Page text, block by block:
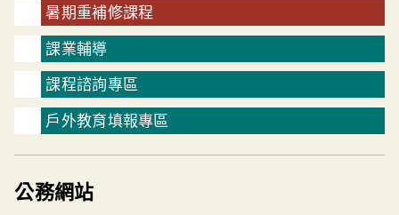
暑期重補修課程
課業輔導
課程諮詢專區
戶外教育填報專區
公務網站